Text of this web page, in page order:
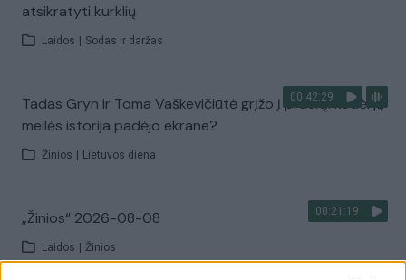
atsikratyti kurklių
Laidos Sodas ir daržas
00:42:29
Tadas Gryn ir Toma Vaškevičiūtė grįžo į praeitį: kodėl jų
meilės istorija padėjo ekrane?
Žinios Lietuvos diena
00:21:19
„Žinios“ 2026-08-08
Laidos Žinios